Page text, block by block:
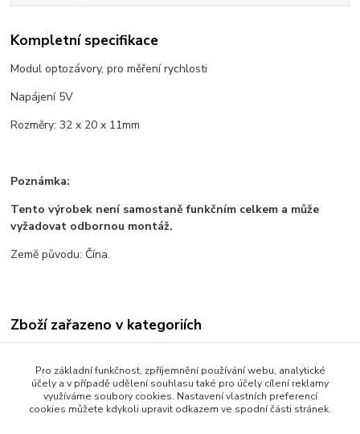
Kompletní specifikace
Modul optozávory, pro měření rychlosti
Napájení 5V
Rozměry: 32 x 20 x 11mm
Poznámka:
Tento výrobek není samostaně funkčním celkem a může
vyžadovat odbornou montáž.
Země původu: Čína.
Zboží zařazeno v kategoriích
Senzory a moduly
Senzory
Pro základní funkčnost, zpříjemnění používání webu, analytické
účely a v případě udělení souhlasu také pro účely cílení reklamy
využíváme soubory cookies. Nastavení vlastních preferencí
cookies můžete kdykoli upravit odkazem ve spodní části stránek.